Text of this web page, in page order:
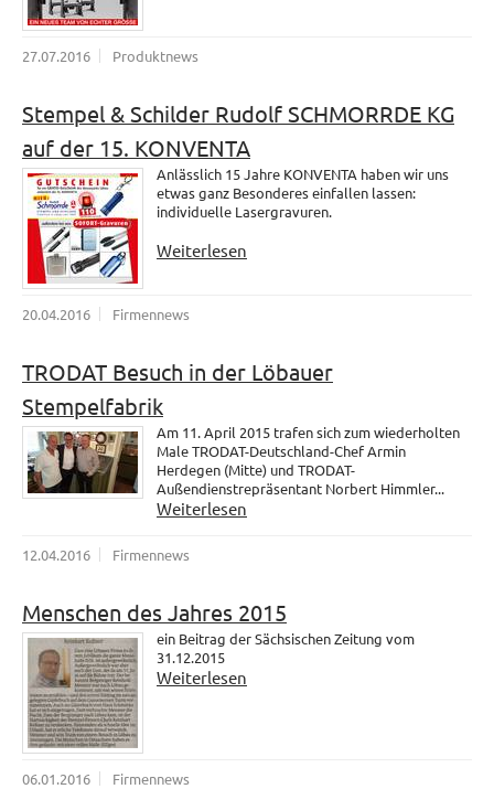
27.07.2016 Produktnews
Stempel & Schilder Rudolf SCHMORRDE KG
auf der 15. KONVENTA
Anlässlich 15 Jahre KONVENTA haben wir uns
etwas ganz Besonderes einfallen lassen:
individuelle Lasergravuren.
Weiterlesen
20.04.2016 Firmennews
TRODAT Besuch in der Löbauer
Stempelfabrik
Am 11. April 2015 trafen sich zum wiederholten
Male TRODAT-Deutschland-Chef Armin
Herdegen (Mitte) und TRODAT-
Außendienstrepräsentant Norbert Himmler...
Weiterlesen
12.04.2016 Firmennews
Menschen des Jahres 2015
ein Beitrag der Sächsischen Zeitung vom
31.12.2015
Weiterlesen
06.01.2016 Firmennews